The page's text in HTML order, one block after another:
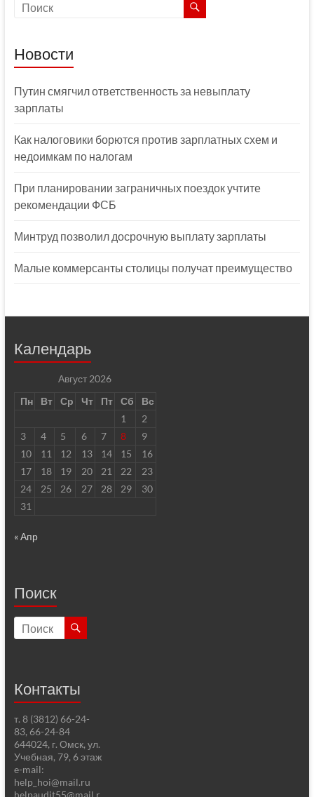
Новости
Путин смягчил ответственность за невыплату
зарплаты
Как налоговики борются против зарплатных схем и
недоимкам по налогам
При планировании заграничных поездок учтите
рекомендации ФСБ
Минтруд позволил досрочную выплату зарплаты
Малые коммерсанты столицы получат преимущество
Календарь
Август 2026
Пн
Вт Ср Чт Пт Сб
Вс
1
2
3
4 5 6 7 8
9
10
11 12 13 14 15
16
17
18 19 20 21 22
23
24
25 26 27 28 29
30
31
« Апр
Поиск
Контакты
т. 8 (3812) 66-24-
83, 66-24-84
644024, г. Омск, ул.
Учебная, 79, 6 этаж
e-mail:
help_hoi@mail.ru